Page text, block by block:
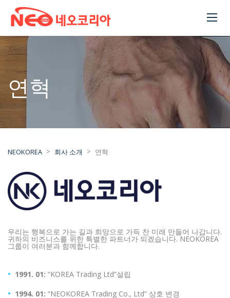
연혁
NEOKOREA > 회사 소개 > 연혁
우리는 행복으로 가는 길과 희망으로 가득 찬 미래 만들어 나갑니다.
귀하의 비즈니스를 위한 특별한 파트너가 되겠습니다.NEOKOREA
그룹이 여러분과 함께합니다.
1991. 01: “KOREA Trading Ltd”설립
1994. 01: “NEOKOREA Trading Co., Ltd” 상호 변경